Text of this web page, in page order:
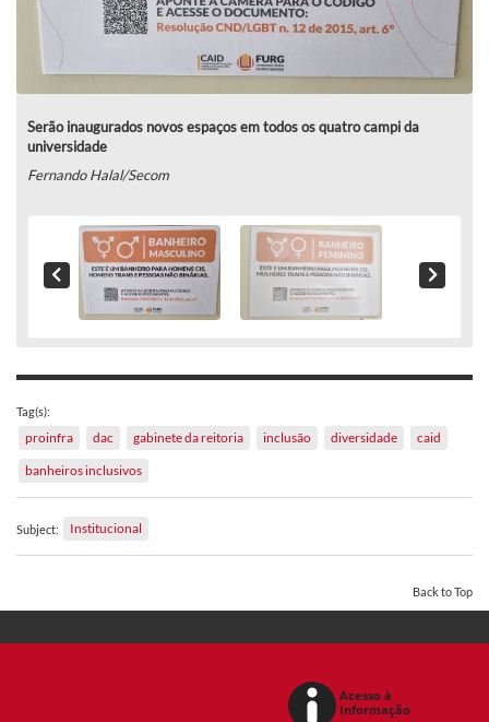
Serão inaugurados novos espaços em todos os quatro campi da
universidade
Fernando Halal/Secom
Tag(s):
proinfra dac gabinete da reitoria inclusão diversidade
caid
banheiros inclusivos
Subject: Institucional
Back to Top